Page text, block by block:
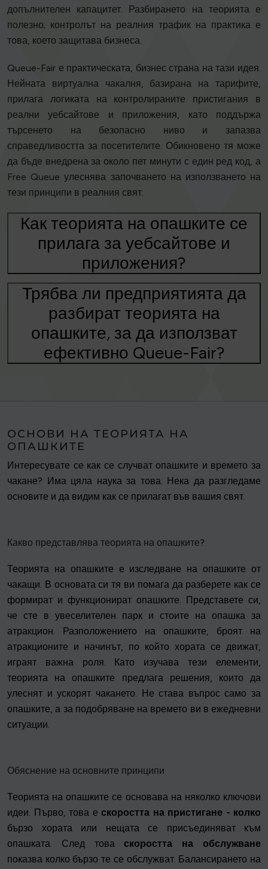
допълнителен капацитет. Разбирането на теорията е
полезно; контролът на реалния трафик на практика е
това, което защитава бизнеса.
Queue-Fair е практическата, бизнес страна на тази идея.
Нейната виртуална чакалня, базирана на тарифите,
прилага логиката на контролираните пристигания в
реални уебсайтове и приложения, като поддържа
търсенето на безопасно ниво и запазва
справедливостта за посетителите. Обикновено тя може
да бъде внедрена за около пет минути с един ред код, а
Free Queue улеснява започването на използването на
тези принципи в реалния свят.
Как теорията на опашките се
прилага за уебсайтове и
приложения?
Трябва ли предприятията да
разбират теорията на
опашките, за да използват
ефективно Queue-Fair?
ОСНОВИ НА ТЕОРИЯТА НА
ОПАШКИТЕ
Интересувате се как се случват опашките и времето за
чакане? Има цяла наука за това. Нека да разгледаме
основите и да видим как се прилагат във вашия свят.
Какво представлява теорията на опашките?
Теорията на опашките е изследване на опашките от
чакащи. В основата си тя ви помага да разберете как се
формират и функционират опашките. Представете си,
че сте в увеселителен парк и стоите на опашка за
атракцион. Разположението на опашките, броят на
атракционите и начинът, по който хората се движат,
играят важна роля. Като изучава тези елементи,
теорията на опашките предлага решения, които да
улеснят и ускорят чакането. Не става въпрос само за
опашките, а за подобряване на времето ви в ежедневни
ситуации.
Обяснение на основните принципи
Теорията на опашките се основава на няколко ключови
идеи. Първо, това е скоростта на пристигане - колко
бързо хората или нещата се присъединяват към
опашката. След товаскоростта на обслужване
показва колко бързо те се обслужват. Балансирането на